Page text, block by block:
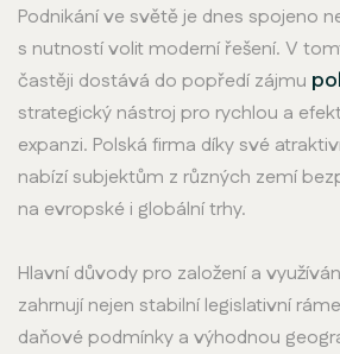
Podnikání ve světě je dnes spojeno
s nutností volit moderní řešení. V
častěji dostává do popředí zájmu
strategický nástroj pro rychlou a
expanzi. Polská firma díky své
nabízí subjektům z různých zemí
na evropské i globální trhy.
Hlavní důvody pro založení a
zahrnují nejen stabilní legislativní
daňové podmínky a výhodnou